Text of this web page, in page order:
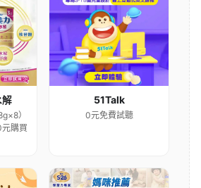
）
購買
51Talk
0元免費試聽